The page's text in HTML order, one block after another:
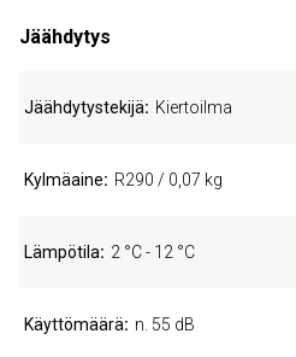
Jäähdytys
Jäähdytystekijä Kiertoilma
Kylmäaine R290 / 0,07 kg
Lämpötila 2 °C - 12 °C
Käyttömäärä n. 55 dB